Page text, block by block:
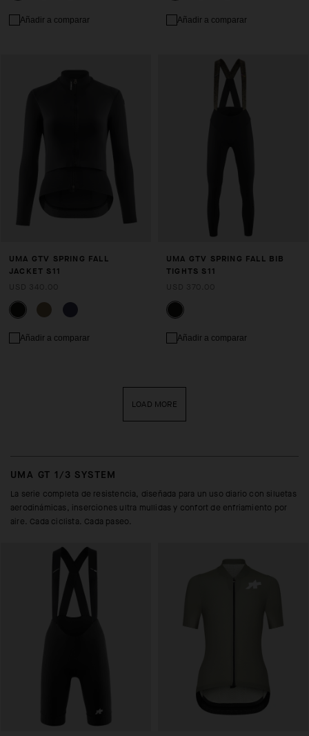
Añadir a comparar Añadir a comparar
UMA GTV SPRING FALL
JACKET S11
Añadir a comparar
UMA GTV SPRING FALL BIB
TIGHTS S11
Añadir a comparar
LOAD MORE
UMA GT 1/3 SYSTEM
La serie completa de resistencia, diseñada para un uso diario con siluetas
aerodinámicas, inserciones ultra mullidas y confort de enfriamiento por
aire. Cada ciclista. Cada paseo.